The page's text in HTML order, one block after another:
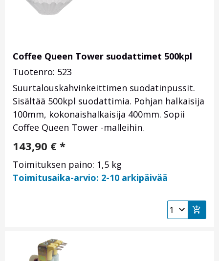
Coffee Queen Tower suodattimet 500kpl
Tuotenro: 523
Suurtalouskahvinkeittimen suodatinpussit.
Sisältää 500kpl suodattimia. Pohjan halkaisija
100mm, kokonaishalkaisija 400mm. Sopii
Coffee Queen Tower -malleihin.
143,90 € *
Toimituksen paino: 1,5 kg
Toimitusaika-arvio: 2-10 arkipäivää